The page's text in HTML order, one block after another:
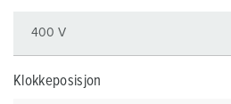
Klokkeposisjon